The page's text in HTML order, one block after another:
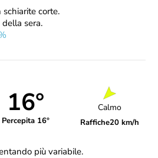
corte.
sera.
16°
Percepita 16°
Calmo
Raffiche20 km/h
più variabile.